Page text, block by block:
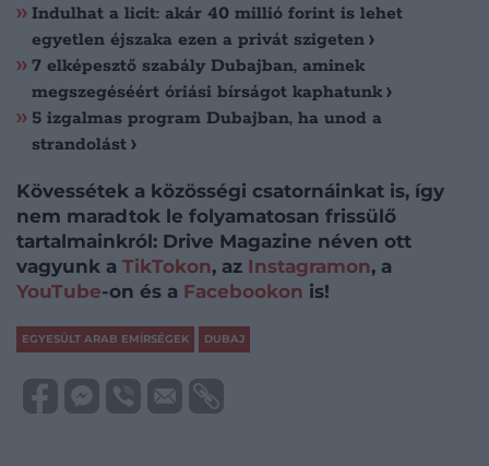
Indulhat a licit: akár 40 millió forint is lehet
egyetlen éjszaka ezen a privát szigeten
7 elképesztő szabály Dubajban, aminek
megszegéséért óriási bírságot kaphatunk
5 izgalmas program Dubajban, ha unod a
strandolást
Kövessétek a közösségi csatornáinkat is, így
nem maradtok le folyamatosan frissülő
tartalmainkról: Drive Magazine néven ott
vagyunk a TikTokon, az Instagramon, a
YouTube-on és a Facebookon is!
EGYESÜLT ARAB EMÍRSÉGEK DUBAJ